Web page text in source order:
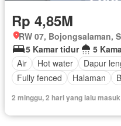
Rp 4,85M
5 Kamar tidur
5
Air
Hot water Dapur
Fully fenced
Halaman
2 minggu, 2 hari yang lalu